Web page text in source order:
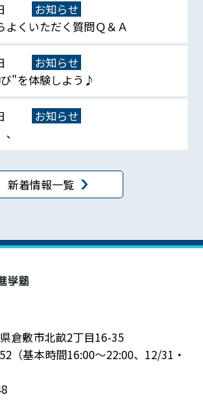
お知らせ
よくいただく質問Ｑ＆Ａ
お知らせ
"を体験しよう♪
お知らせ
新着情報一覧
倉敷市北畝2丁目16-35
（基本時間16:00～22:00、12/31・